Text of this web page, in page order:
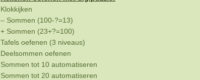
Klokkijken
– Sommen (100-?=13)
+ Sommen (23+?=100)
Tafels oefenen (3 niveaus)
Deelsommen oefenen
Sommen tot 10 automatiseren
Sommen tot 20 automatiseren